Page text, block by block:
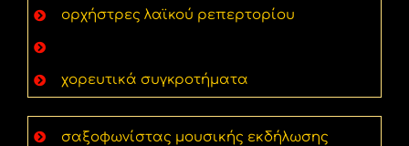
ορχήστρες λαϊκού ρεπερτορίου
χορευτικά συγκροτήματα
σαξοφωνίστας μουσικής εκδήλωσης